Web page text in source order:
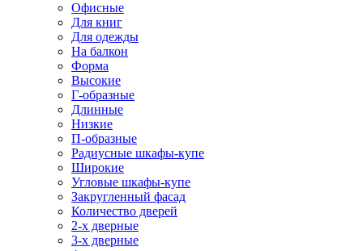
Офисные
Для книг
Для одежды
На балкон
Форма
Высокие
Г-образные
Длинные
Низкие
П-образные
Радиусные шкафы-купе
Широкие
Угловые шкафы-купе
Закругленный фасад
Количество дверей
2-х дверные
3-х дверные